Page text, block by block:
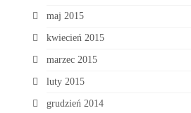
maj 2015
kwiecień 2015
marzec 2015
luty 2015
grudzień 2014